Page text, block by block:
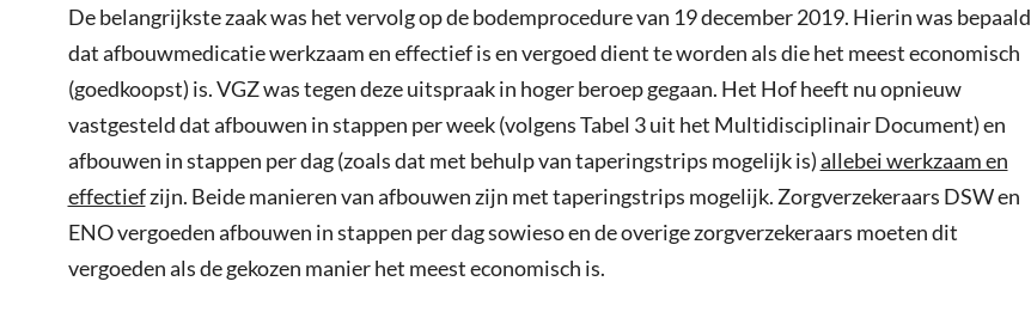
De belangrijkste zaak was het vervolg op de bodemprocedure van 19 december 2019. Hierin was bepaald
dat afbouwmedicatie werkzaam en effectief is en vergoed dient te worden als die het meest economisch
(goedkoopst) is. VGZ was tegen deze uitspraak in hoger beroep gegaan. Het Hof heeft nu opnieuw
vastgesteld dat afbouwen in stappen per week (volgens Tabel 3 uit het Multidisciplinair Document) en
afbouwen in stappen per dag (zoals dat met behulp van taperingstrips mogelijk is)allebei werkzaam en
effectiefzijn. Beide manieren van afbouwen zijn met taperingstrips mogelijk. Zorgverzekeraars DSW en
ENO vergoeden afbouwen in stappen per dag sowieso en de overige zorgverzekeraars moeten dit
vergoeden als de gekozen manier het meest economisch is.